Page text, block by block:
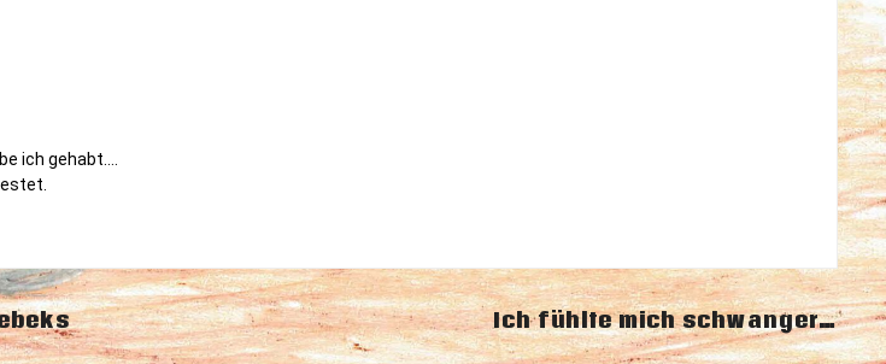
ich gehabt….
Ich fühlte mich schwanger…